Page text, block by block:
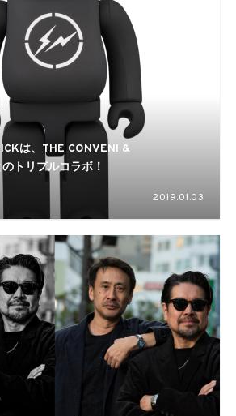
は、THE CONVENI &
トリプルコラボ！
2019.01.03